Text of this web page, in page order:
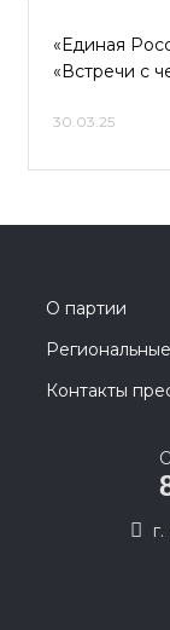
«Единая
«Встречи с
30.03.25
О партии
Контакты